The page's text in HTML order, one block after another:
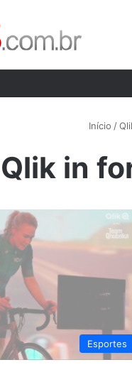
Início /
Qlik in
Esportes